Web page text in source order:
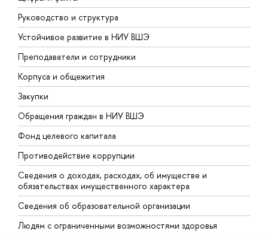
Руководство и структура
Устойчивое развитие в НИУ ВШЭ
Преподаватели и сотрудники
Корпуса и общежития
Закупки
Обращения граждан в НИУ ВШЭ
Фонд целевого капитала
Противодействие коррупции
Сведения о доходах, расходах, об имуществе и
обязательствах имущественного характера
Сведения об образовательной организации
Людям с ограниченными возможностями здоровья